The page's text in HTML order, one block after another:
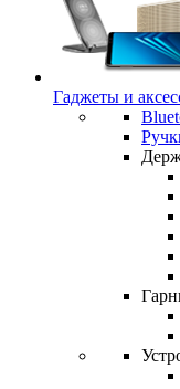
Гаджеты и